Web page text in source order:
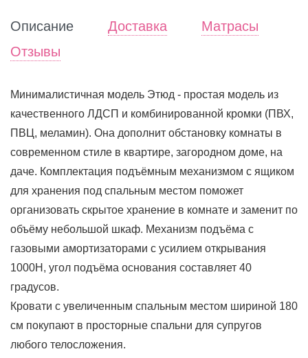
Описание Доставка
Матрасы
Отзывы
Минималистичная модель Этюд - простая модель из
качественного ЛДСП и комбинированной кромки (ПВХ,
ПВЦ, меламин). Она дополнит обстановку комнаты в
современном стиле в квартире, загородном доме, на
даче. Комплектация подъёмным механизмом с ящиком
для хранения под спальным местом поможет
организовать скрытое хранение в комнате и заменит по
объёму небольшой шкаф. Механизм подъёма с
газовыми амортизаторами с усилием открывания
1000Н, угол подъёма основания составляет 40
градусов.
Кровати с увеличенным спальным местом шириной 180
см покупают в просторные спальни для супругов
любого телосложения.